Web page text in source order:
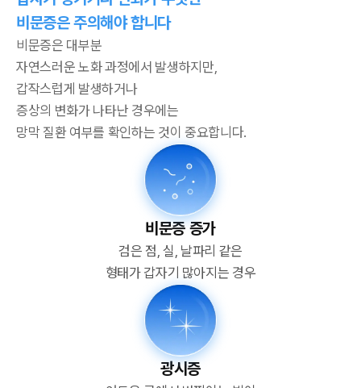
비문증은 주의해야 합니다
비문증은 대부분
자연스러운 노화 과정에서 발생하지만,
갑작스럽게 발생하거나
증상의 변화가 나타난 경우에는
망막 질환 여부를 확인하는 것이 중요합니다.
비문증 증가
검은 점, 실, 날파리 같은
형태가 갑자기 많아지는 경우
광시증